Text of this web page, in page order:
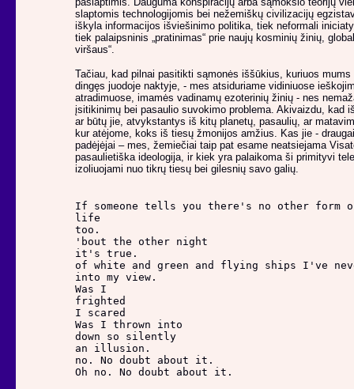
slaptomis technologijomis bei nežemiškų civilizacijų
iškyla informacijos išviešinimo politika, tiek neformali
tiek palaipsninis „pratinimas“ prie naujų kosminių žinių,
viršaus“.
Tačiau, kad pilnai pasitikti sąmonės iššūkius, kuriuos
dingęs juodoje naktyje, - mes atsiduriame vidiniuose
atradimuose, imamės vadinamų ezoterinių žinių - nes
įsitikinimų bei pasaulio suvokimo problema. Akivaizdu, kad
ar būtų jie, atvykstantys iš kitų planetų, pasaulių, ar
kur atėjome, koks iš tiesų žmonijos amžius. Kas jie -
padėjėjai – mes, žemiečiai taip pat esame neatsiejama
pasaulietiška ideologija, ir kiek yra palaikoma ši primityvi
izoliuojami nuo tikrų tiesų bei gilesnių savo galių.
If someone tells you there's no other form
life
too.
'bout the other night
it's true.
of white and green and flying ships
into my view.
Was I
frighted
I scared
Was I thrown into
down so silently
an illusion.
no. No doubt about it.
Oh no. No doubt about it.